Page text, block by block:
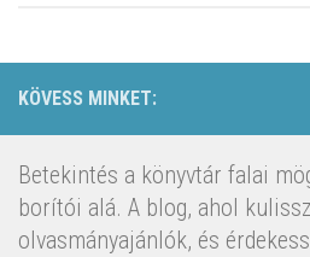
KÖVESS MINKET:
Betekintés a könyvtár falai
borítói alá. A blog, ahol
olvasmányajánlók, és